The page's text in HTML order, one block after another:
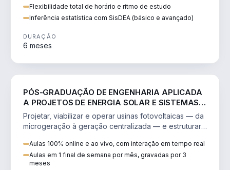
Flexibilidade total de horário e ritmo de estudo
Inferência estatística com SisDEA (básico e avançado)
DURAÇÃO
6 meses
PÓS-GRADUAÇÃO DE ENGENHARIA APLICADA
A PROJETOS DE ENERGIA SOLAR E SISTEMAS
FOTOVOLTAICOS
Projetar, viabilizar e operar usinas fotovoltaicas — da
microgeração à geração centralizada — e estruturar
Aulas 100% online e ao vivo, com interação em tempo real
Aulas em 1 final de semana por mês, gravadas por 3
meses